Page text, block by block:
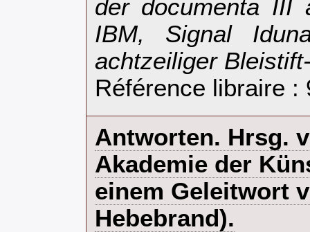
der documenta III
IBM, Signal
achtzeiliger
Référence libraire :
‎Antworten. Hrsg.
Akademie der
einem Geleitwort
Hebebrand).‎